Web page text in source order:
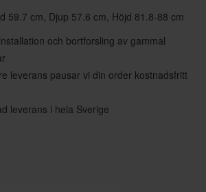
59.7 cm, Djup 57.6 cm, Höjd 81.8-88 cm
och bortforsling av gammal
leverans pausar vi din order kostnadsfritt
leverans i hela Sverige